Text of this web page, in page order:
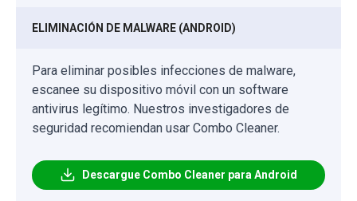
ELIMINACIÓN DE MALWARE (ANDROID)
Para eliminar posibles infecciones de malware,
escanee su dispositivo móvil con un software
antivirus legítimo. Nuestros investigadores de
seguridad recomiendan usar Combo Cleaner.
Descargue Combo Cleaner para Android